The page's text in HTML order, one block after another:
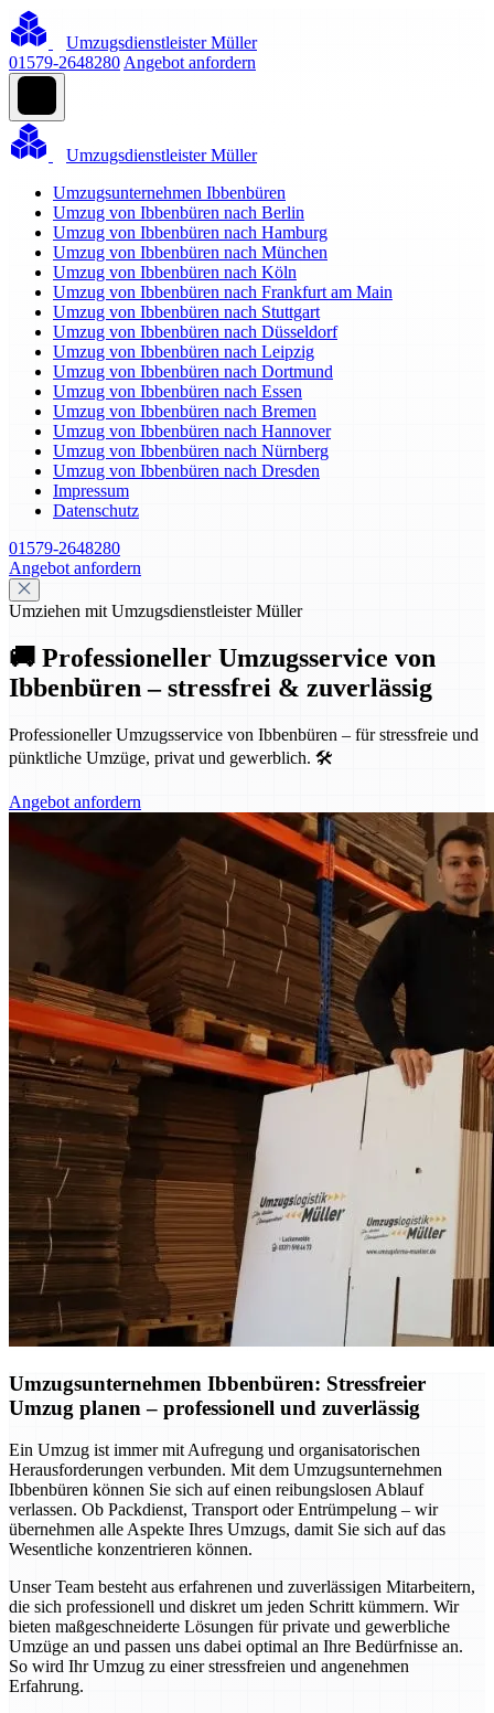
Umzugsdienstleister Müller
01579-2648280 Angebot anfordern
Umzugsdienstleister Müller
Umzugsunternehmen Ibbenbüren
Umzug von Ibbenbüren nach Berlin
Umzug von Ibbenbüren nach Hamburg
Umzug von Ibbenbüren nach München
Umzug von Ibbenbüren nach Köln
Umzug von Ibbenbüren nach Frankfurt am Main
Umzug von Ibbenbüren nach Stuttgart
Umzug von Ibbenbüren nach Düsseldorf
Umzug von Ibbenbüren nach Leipzig
Umzug von Ibbenbüren nach Dortmund
Umzug von Ibbenbüren nach Essen
Umzug von Ibbenbüren nach Bremen
Umzug von Ibbenbüren nach Hannover
Umzug von Ibbenbüren nach Nürnberg
Umzug von Ibbenbüren nach Dresden
Impressum
Datenschutz
01579-2648280
Angebot anfordern
Umziehen mit Umzugsdienstleister Müller
🚚 Professioneller Umzugsservice von
Ibbenbüren – stressfrei & zuverlässig
Professioneller Umzugsservice von Ibbenbüren – für stressfreie und
pünktliche Umzüge, privat und gewerblich. 🛠️
Angebot anfordern
Umzugsunternehmen Ibbenbüren: Stressfreier
Umzug planen – professionell und zuverlässig
Ein Umzug ist immer mit Aufregung und organisatorischen
Herausforderungen verbunden. Mit dem Umzugsunternehmen
Ibbenbüren können Sie sich auf einen reibungslosen Ablauf
verlassen. Ob Packdienst, Transport oder Entrümpelung – wir
übernehmen alle Aspekte Ihres Umzugs, damit Sie sich auf das
Wesentliche konzentrieren können.
Unser Team besteht aus erfahrenen und zuverlässigen Mitarbeitern,
die sich professionell und diskret um jeden Schritt kümmern. Wir
bieten maßgeschneiderte Lösungen für private und gewerbliche
Umzüge an und passen uns dabei optimal an Ihre Bedürfnisse an.
So wird Ihr Umzug zu einer stressfreien und angenehmen
Erfahrung.